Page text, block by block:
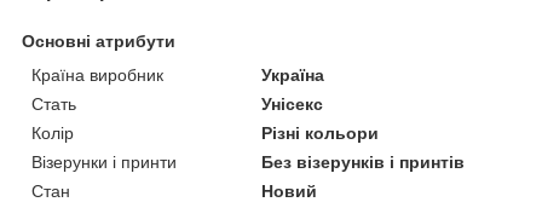
Основні атрибути
Країна виробник
Україна
Стать
Унісекс
Колір
Різні кольори
Візерунки і принти
Без візерунків і принтів
Стан
Новий